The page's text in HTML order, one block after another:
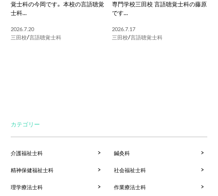
覚士科の今岡です。 本校の言語聴覚
士科...
2026.7.20
三田校/言語聴覚士科
専門学校三田校 言語聴覚士科の藤原
です...
2026.7.17
三田校/言語聴覚士科
カテゴリー
介護福祉士科 鍼灸科
精神保健福祉士科 社会福祉士科
理学療法士科 作業療法士科